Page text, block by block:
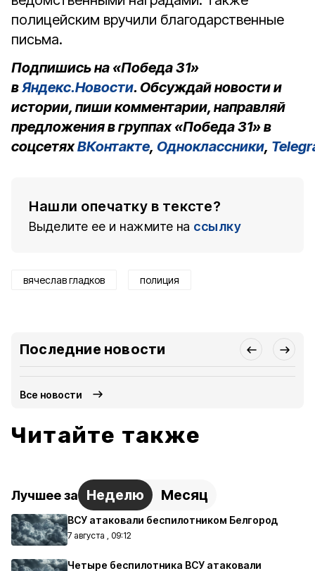
полицейским вручили благодарственные
письма.
Подпишись на «Победа 31»
вЯндекс.Новости. Обсуждай новости и
истории, пиши комментарии, направляй
предложения в группах «Победа 31» в
соцсетяхВКонтакте, Одноклассники,
Нашли опечатку в тексте?
Выделите ее и нажмите на ссылку
вячеслав гладков полиция
Последние новости
Все новости
Читайте также
Лучшее за Неделю Месяц
ВСУ атаковали беспилотником Белгород
7 августа , 09:12
Четыре беспилотника ВСУ атаковали